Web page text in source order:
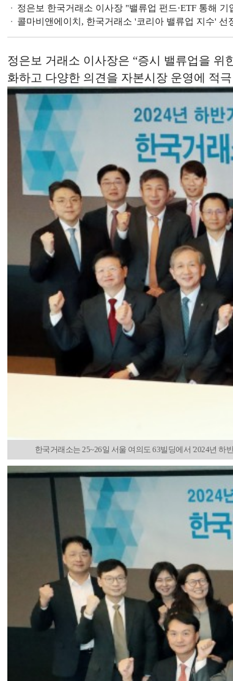
정은보 한국거래소 이사장 "밸류업 펀드·ETF 통해
콜마비앤에이치, 한국거래소 '코리아 밸류업 지수' 선
정은보 거래소 이사장은 “증시 밸류업을
화하고 다양한 의견을 자본시장 운영에 적
한국거래소는 25~26일 서울 여의도 63빌딩에서 '2024년